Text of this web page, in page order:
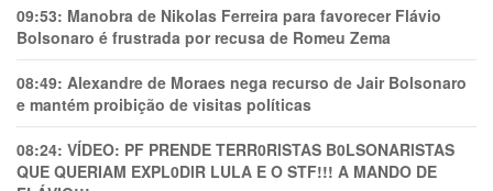
09:53: Manobra de Nikolas Ferreira para favorecer Flávio
Bolsonaro é frustrada por recusa de Romeu Zema
08:49: Alexandre de Moraes nega recurso de Jair Bolsonaro
e mantém proibição de visitas políticas
08:24: VÍDEO: PF PRENDE TERR0RlSTAS B0LSONARlSTAS
QUE QUERIAM EXPL0DlR LULA E O STF!!! A MANDO DE